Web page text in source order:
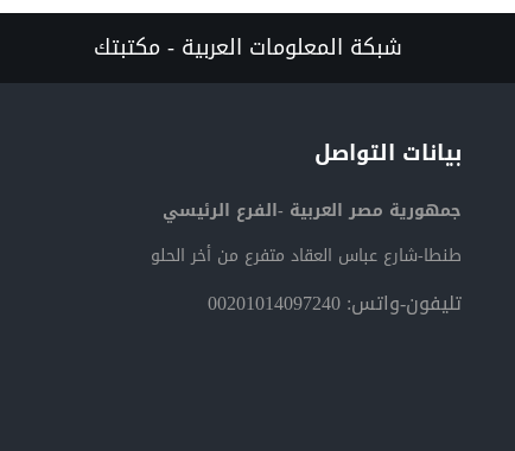
شبكة المعلومات العربية - مكتبتك
بيانات التواصل
جمهورية مصر العربية -الفرع الرئيسي
طنطا-شارع عباس العقاد متفرع من أخر الحلو
تليفون-واتس: 00201014097240